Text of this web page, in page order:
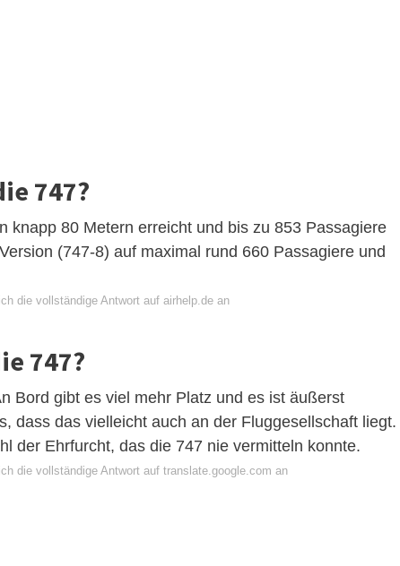
747?
knapp 80 Metern erreicht und bis zu 853 Passagiere
(747-8) auf maximal rund 660 Passagiere und
die vollständige Antwort auf airhelp.de an
747?
Bord gibt es viel mehr Platz und es ist äußerst
dass das vielleicht auch an der Fluggesellschaft liegt.
der Ehrfurcht, das die 747 nie vermitteln konnte.
die vollständige Antwort auf translate.google.com an